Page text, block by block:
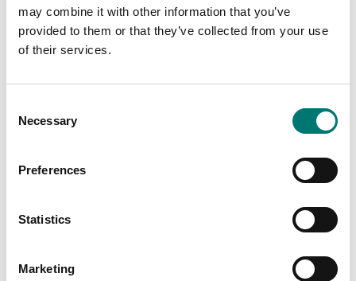
may combine it with other information that you’ve
provided to them or that they’ve collected from your use
of their services.
Selection
Necessary
Preferences
Statistics
Marketing
displayenhet och
plattform till KERN
Artikelnr: BFB-A03
Pris från: 1 600 kr